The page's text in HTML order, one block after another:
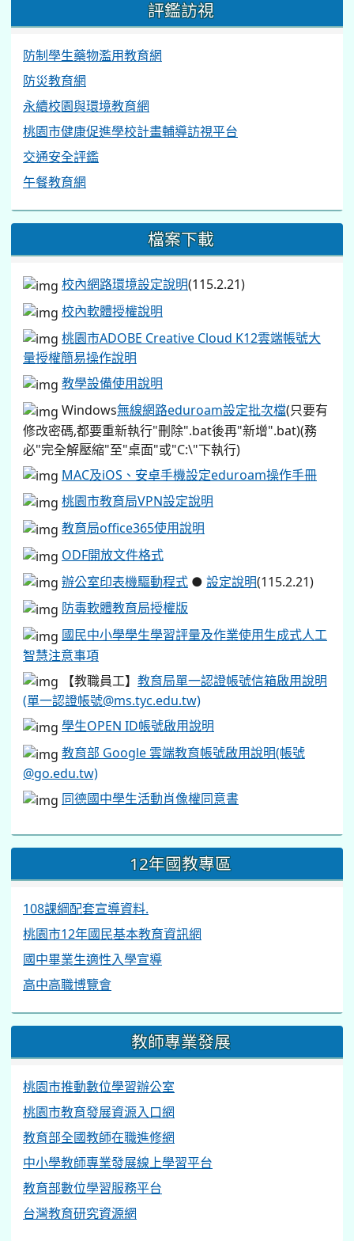
評鑑訪視
防制學生藥物濫用教育網
防災教育網
永續校園與環境教育網
桃園市健康促進學校計畫輔導訪視平台
交通安全評鑑
午餐教育網
檔案下載
校內網路環境設定說明(115.2.21)
校內軟體授權說明
桃園市ADOBE Creative Cloud K12雲端帳號大
量授權簡易操作說明
教學設備使用說明
Windows無線網路eduroam設定批次檔(只要有
修改密碼,都要重新執行"刪除".bat後再"新增".bat)(務
必"完全解壓縮"至"桌面"或"C:\"下執行)
MAC及iOS、安卓手機設定eduroam操作手冊
桃園市教育局VPN設定說明
教育局office365使用說明
ODF開放文件格式
辦公室印表機驅動程式 ● 設定說明(115.2.21)
防毒軟體教育局授權版
國民中小學學生學習評量及作業使用生成式人工
智慧注意事項
【教職員工】 教育局單一認證帳號信箱啟用說明
(單一認證帳號@ms.tyc.edu.tw)
學生OPEN ID帳號啟用說明
教育部 Google 雲端教育帳號啟用說明(帳號
@go.edu.tw)
同德國中學生活動肖像權同意書
12年國教專區
108課綱配套宣導資料.
桃園市12年國民基本教育資訊網
國中畢業生適性入學宣導
高中高職博覽會
教師專業發展
桃園市推動數位學習辦公室
桃園市教育發展資源入口網
教育部全國教師在職進修網
中小學教師專業發展線上學習平台
教育部數位學習服務平台
台灣教育研究資源網